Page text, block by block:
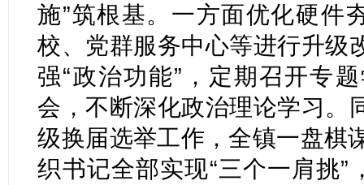
施”筑根基。一方面优化硬件
校、党群服务中心等进行升级
强“政治功能”，定期召开专
会，不断深化政治理论学习。
级换届选举工作，全镇一盘棋
织书记全部实现“三个一肩挑”